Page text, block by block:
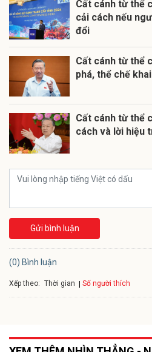
Cất cánh từ thể
cải cách nếu
đổi
Cất cánh từ thể
phá, thể chế
Cất cánh từ thể
cách và lời hiệu
Gửi bình luận
(0) Bình luận
Xếp theo: Thời gian Số người thích